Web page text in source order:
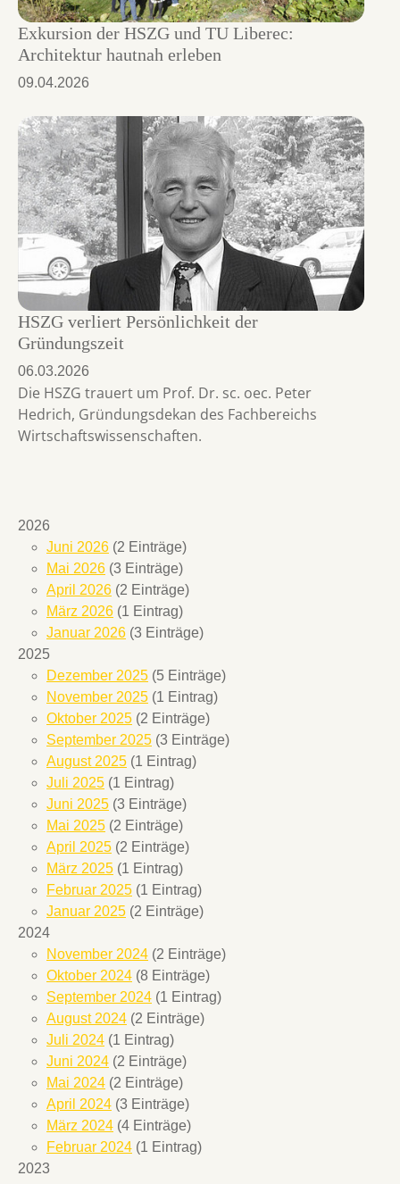
Exkursion der HSZG und TU Liberec:
Architektur hautnah erleben
09.04.2026
HSZG verliert Persönlichkeit der
Gründungszeit
06.03.2026
Die HSZG trauert um Prof. Dr. sc. oec. Peter
Hedrich, Gründungsdekan des Fachbereichs
Wirtschaftswissenschaften.
2026
Juni 2026 (2 Einträge)
Mai 2026 (3 Einträge)
April 2026 (2 Einträge)
März 2026 (1 Eintrag)
Januar 2026 (3 Einträge)
2025
Dezember 2025 (5 Einträge)
November 2025 (1 Eintrag)
Oktober 2025 (2 Einträge)
September 2025 (3 Einträge)
August 2025 (1 Eintrag)
Juli 2025 (1 Eintrag)
Juni 2025 (3 Einträge)
Mai 2025 (2 Einträge)
April 2025 (2 Einträge)
März 2025 (1 Eintrag)
Februar 2025 (1 Eintrag)
Januar 2025 (2 Einträge)
2024
November 2024 (2 Einträge)
Oktober 2024 (8 Einträge)
September 2024 (1 Eintrag)
August 2024 (2 Einträge)
Juli 2024 (1 Eintrag)
Juni 2024 (2 Einträge)
Mai 2024 (2 Einträge)
April 2024 (3 Einträge)
März 2024 (4 Einträge)
Februar 2024 (1 Eintrag)
2023